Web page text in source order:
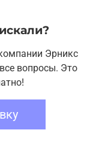
Эрникс
вопросы. Это